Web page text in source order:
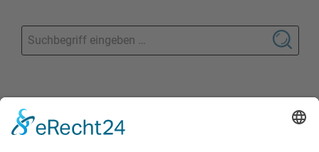
Vergleich:
Suche in: